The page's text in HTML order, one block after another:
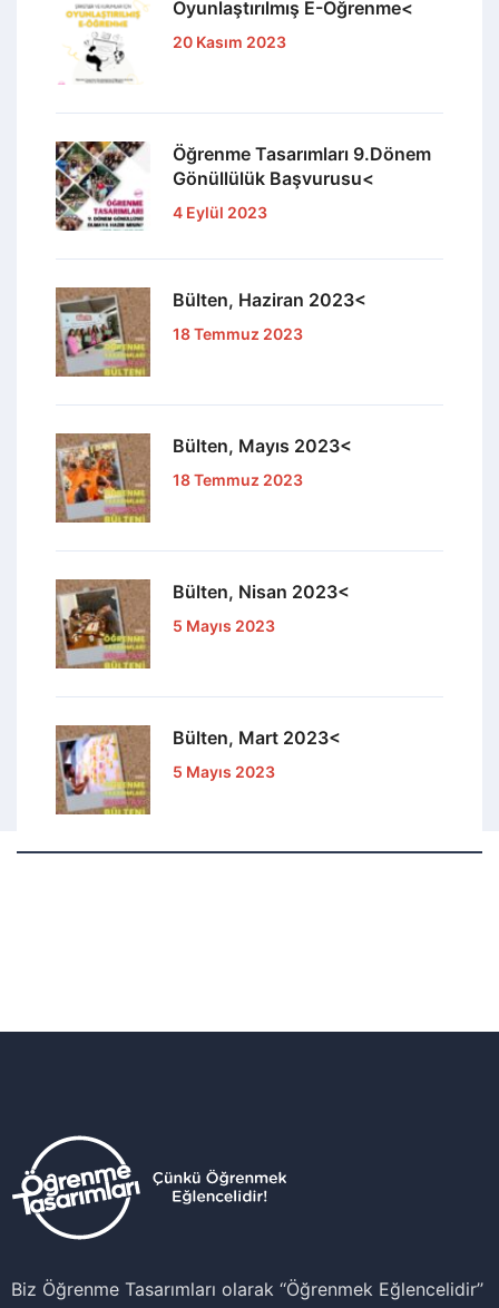
Oyunlaştırılmış E-Öğrenme<
20 Kasım 2023
Öğrenme Tasarımları 9.Dönem
Gönüllülük Başvurusu<
4 Eylül 2023
Bülten, Haziran 2023<
18 Temmuz 2023
Bülten, Mayıs 2023<
18 Temmuz 2023
Bülten, Nisan 2023<
5 Mayıs 2023
Bülten, Mart 2023<
5 Mayıs 2023
Biz Öğrenme Tasarımları olarak ‘‘Öğrenmek Eğlencelidir’’